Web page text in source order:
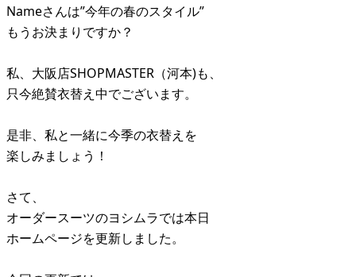
Nameさんは”今年の春のスタイル”
もうお決まりですか？
私、大阪店SHOPMASTER（河本)も、
只今絶賛衣替え中でございます。
是非、私と一緒に今季の衣替えを
楽しみましょう！
さて、
オーダースーツのヨシムラでは本日
ホームページを更新しました。